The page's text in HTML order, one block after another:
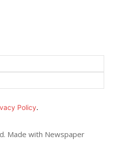
Policy.
Made with Newspaper